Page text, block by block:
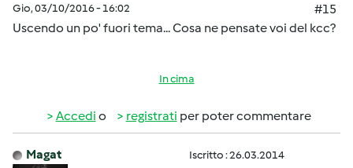
Gio, 03/10/2016 - 16:02
#15
Uscendo un po' fuori tema... Cosa ne pensate voi del kcc?
In cima
Accedi o registrati per poter commentare
Magat Iscritto : 26.03.2014